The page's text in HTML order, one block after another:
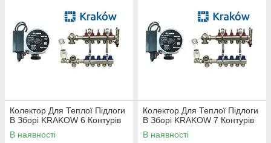
Колектор Для Теплої Підлоги
В Зборі KRAKOW 6 Контурів
В наявності
Колектор Для Теплої Підлоги
В Зборі KRAKOW 7 Контурів
В наявності